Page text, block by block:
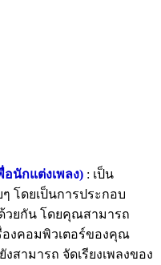
อนักแต่งเพลง) : เป็น
โดยเป็นการประกอบ
วยกัน โดยคุณสามารถ
องคอมพิวเตอร์ของคุณ
งสามารถ จัดเรียงเพลงของ